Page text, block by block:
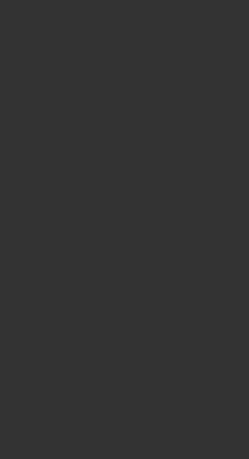
notwendigen Elemente zu
uns darüber hinaus,